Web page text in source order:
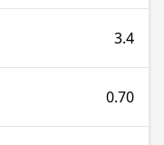
3.4
0.70